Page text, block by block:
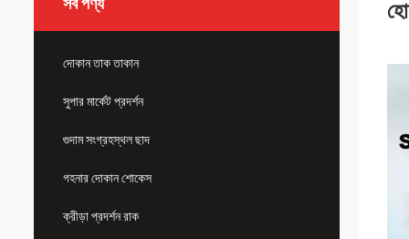
দোকান তাক তাকান
সুপার মার্কেট প্রদর্শন
গুদাম সংগ্রহস্থল ছাদ
গহনার দোকান শোকেস
ক্রীড়া প্রদর্শন রাক